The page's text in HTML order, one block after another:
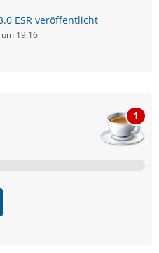
ESR veröffentlicht
um 19:16
1